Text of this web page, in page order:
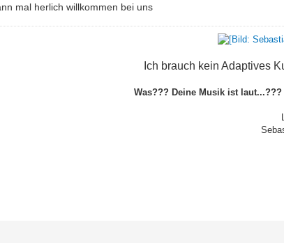
mal herlich willkommen bei uns
Ich brauch kein Adaptives
Was??? Deine Musik ist